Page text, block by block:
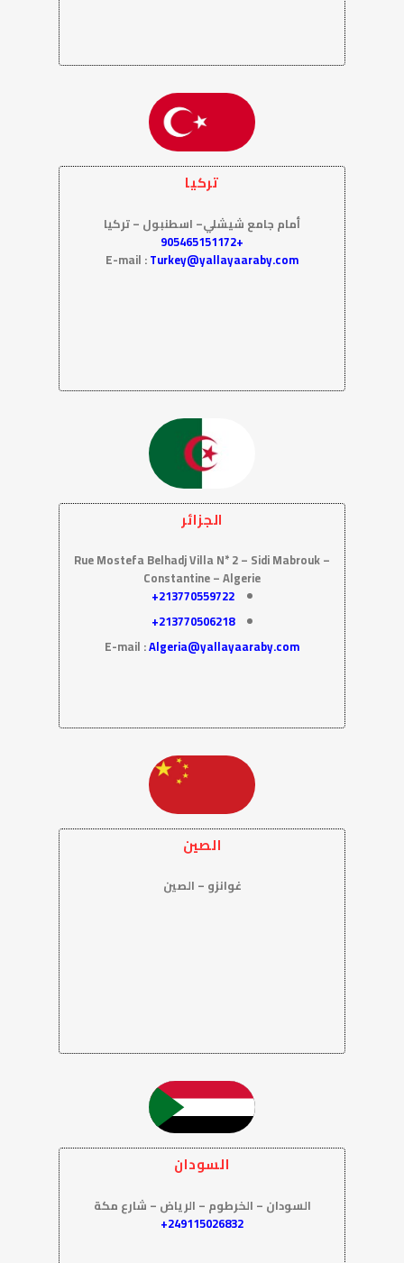
تركيا
أمام جامع شيشلي– اسطنبول – تركيا
+905465151172
E-mail :Turkey@yallayaaraby.com
الجزائر
Rue Mostefa Belhadj Villa N* 2 – Sidi Mabrouk –
Constantine – Algerie
213770559722+
213770506218+
E-mail :Algeria@yallayaaraby.com
الصين
غوانزو – الصين
السودان
السودان – الخرطوم – الرياض – شارع مكة
249115026832+